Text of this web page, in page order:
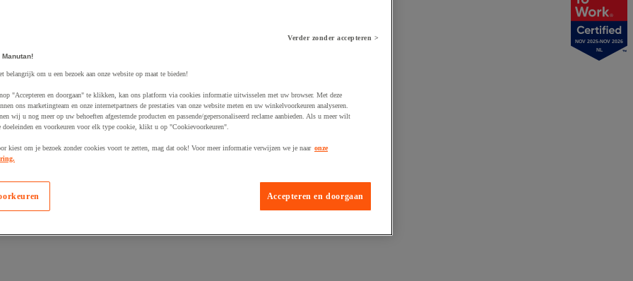
NOV 2025-NOV 2026
NL
Verder zonder accepteren >
belangrijk om u een bezoek aan onze website op maat te bieden!
"Accepteren en doorgaan" te klikken, kan ons platform via cookies informatie uitwisselen met uw browser. Met deze
ons marketingteam en onze internetpartners de prestaties van onze website meten en uw winkelvoorkeuren analyseren.
wij u nog meer op uw behoeften afgestemde producten en passende/gepersonaliseerd reclame aanbieden. Als u meer wilt
doeleinden en voorkeuren voor elk type cookie, klikt u op "Cookievoorkeuren".
kiest om je bezoek zonder cookies voort te zetten, mag dat ook! Voor meer informatie verwijzen we je naar onze
Accepteren en doorgaan